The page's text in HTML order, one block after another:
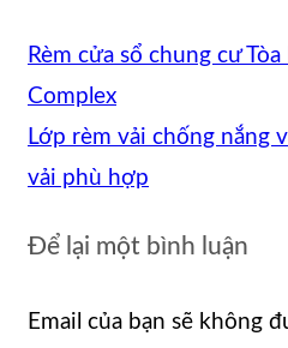
Rèm cửa sổ chung cư
Complex
Lớp rèm vải chống nắng
vải phù hợp
Để lại một bình luận
Email của bạn sẽ không